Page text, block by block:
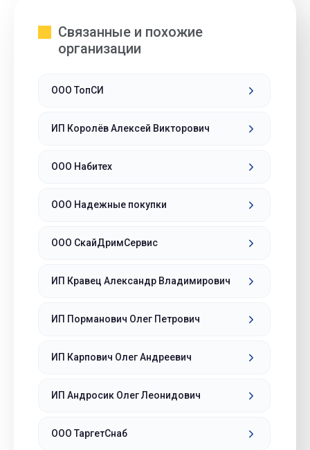
Связанные и похожие
организации
ООО ТопСИ
ИП Королёв Алексей Викторович
ООО Набитех
ООО Надежные покупки
ООО СкайДримСервис
ИП Кравец Александр Владимирович
ИП Порманович Олег Петрович
ИП Карпович Олег Андреевич
ИП Андросик Олег Леонидович
ООО ТаргетСнаб